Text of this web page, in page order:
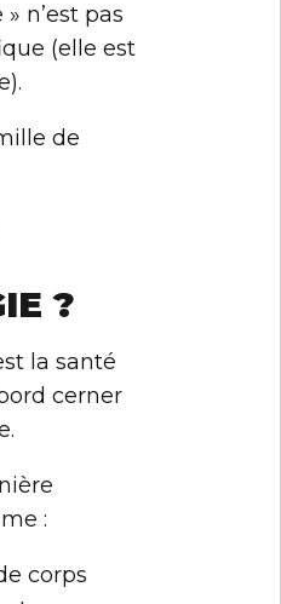
n’est pas
(elle est
de
?
la santé
cerner
:
corps